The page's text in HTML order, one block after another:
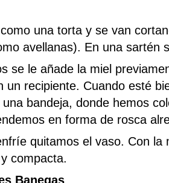
una torta y se van
avellanas). En una sartén
se le añade la miel
un recipiente. Cuando esté
bandeja, donde hemos
en forma de rosca
quitamos el vaso. Con la
compacta.
Banegas